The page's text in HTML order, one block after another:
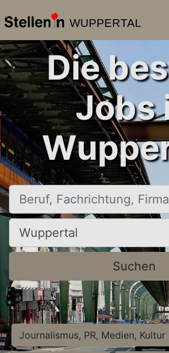
WUPPERTAL
Die
Jobs
Beruf, Fachrichtung, Firma
Ort, Stadt
Suchen
Journalismus, PR, Medien, Kultur